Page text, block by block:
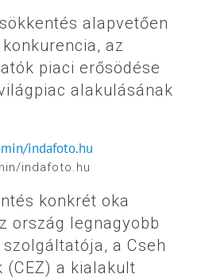
alapvetően
az
piaci erősödése
alakulásának
indafoto.hu
konkrét oka
ország legnagyobb
a Cseh
(CEZ) a kialakult